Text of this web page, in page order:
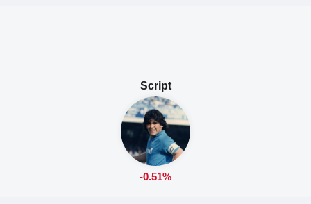
Script
-0.51%